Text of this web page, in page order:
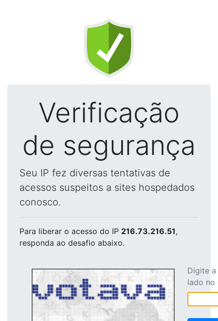
Verificação
de segurança
Seu IP fez diversas tentativas de
acessos suspeitos a sites hospedados
conosco.
Para liberar o acesso do IP 216.73.216.51,
responda ao desafio abaixo.
Digite
lado no